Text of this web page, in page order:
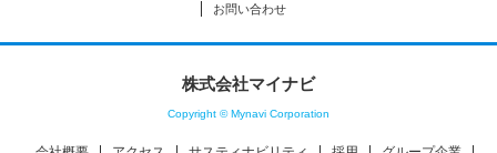
お問い合わせ
株式会社マイナビ
Copyright © Mynavi Corporation